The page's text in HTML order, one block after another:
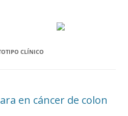
CLÍNICO
en cáncer de colon